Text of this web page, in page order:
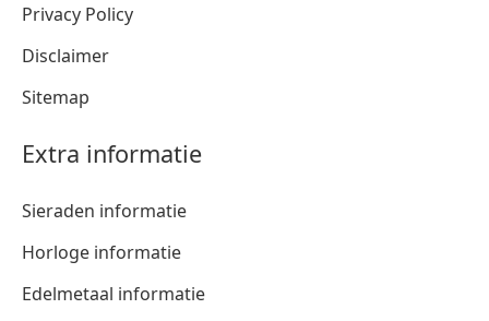
Privacy Policy
Disclaimer
Sitemap
Extra informatie
Sieraden informatie
Horloge informatie
Edelmetaal informatie